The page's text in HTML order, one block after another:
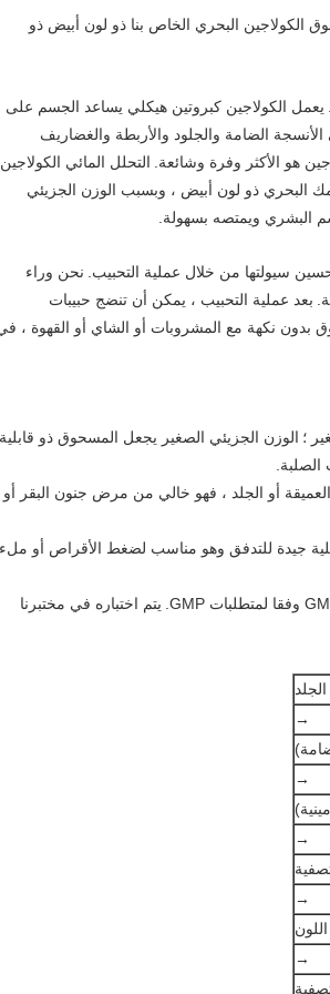
الكولاجين البحري الخاص بنا ذو لون أبيض ذو
يعمل الكولاجين كبروتين هيكلي يساعد الجسم على
الضامة والجلود والأربطة والغضاريف
هو الأكثر وفرة وشائعة. التحلل المائي الكولاجين
البحري ذو لون أبيض ، وبسبب الوزن الجزيئي
البشري ويمتصه بسهولة.
سيولتها من خلال عملية التحبيب. نحن وراء
بعد عملية التحبيب ، يمكن أن تنضج حبيبات
بدون نكهة مع المشروبات أو الشاي أو القهوة ،
الوزن الجزيئي الصغير يجعل المسحوق ذو قابلية
أو الجلد ، فهو خالي من مرض جنون البقر أو
جيدة للتدفق وهو مناسب لضغط الأقراص أو ملء
يتم اختباره في مختبرنا
→
→
→
→
اللون
→